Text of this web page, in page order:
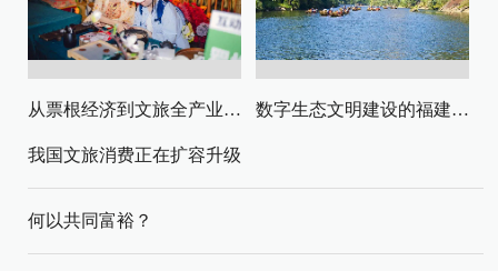
从票根经济到文旅全产业链升级 数字生态文明建设的福建路径与启示
我国文旅消费正在扩容升级
何以共同富裕？